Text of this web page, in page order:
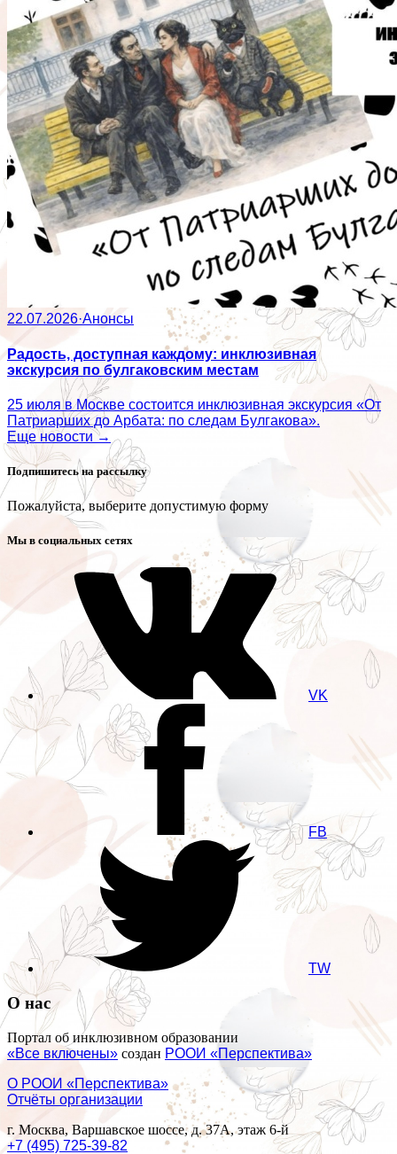
22.07.2026·Анонсы
Радость, доступная каждому: инклюзивная
экскурсия по булгаковским местам
25 июля в Москве состоится инклюзивная экскурсия «От
Патриарших до Арбата: по следам Булгакова».
Еще новости →
Подпишитесь на рассылку
Пожалуйста, выберите допустимую форму
Мы в социальных сетях
VK
FB
TW
О нас
Портал об инклюзивном образовании
«Все включены» создан РООИ «Перспектива»
О РООИ «Перспектива»
Отчёты организации
г. Москва, Варшавское шоссе, д. 37А, этаж 6-й
+7 (495) 725-39-82